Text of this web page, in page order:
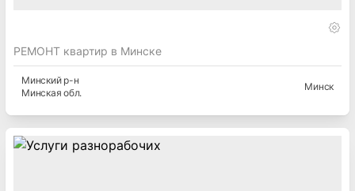
РЕМОНТ квартир в Минске
Минскийр-н
Минская обл.
Минск